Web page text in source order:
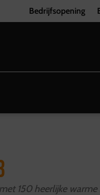
Bedrijfsopening
150 heerlijke